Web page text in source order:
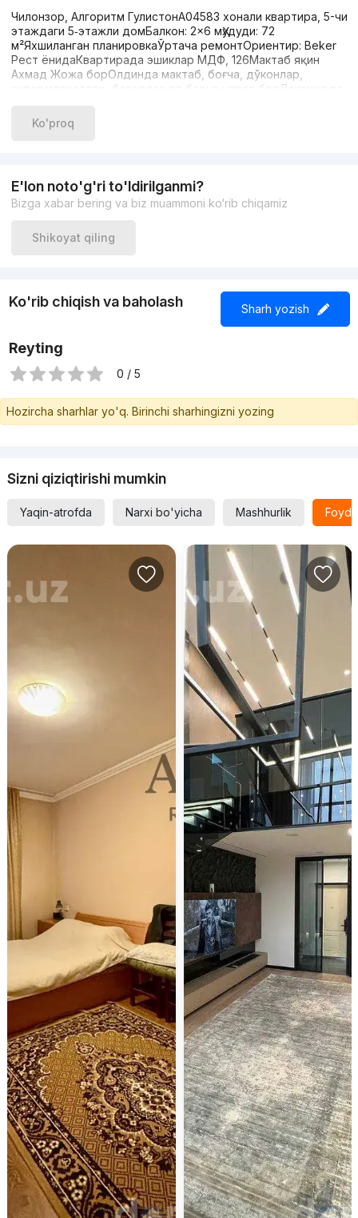
Чилонзор, Алгоритм ГулистонA04583 хонали квартира, 5-чи
этаждаги 5‑этажли домБалкон: 2×6 мҲудуди: 72
м²Яхшиланган планировкаЎртача ремонтОриентир: Beker
Рест ёнидаКвартирада эшиклар МДФ, 126Мактаб яқин
Ахмад Жожа борОлдинда мактаб, боғча, дўконлар,
супермаркетлар, бозорлар ва барча нарса борЛокация ва
000$Ko'proq
E'lon noto'g'ri to'ldirilganmi?
Bizga xabar bering va biz muammoni ko‘rib chiqamiz
Shikoyat qiling
Ko'rib chiqish va baholash Sharh yozish
Reyting
0 / 5
Hozircha sharhlar yo'q. Birinchi sharhingizni yozing
Sizni qiziqtirishi mumkin
Yaqin-atrofda Narxi bo'yicha Mashhurlik